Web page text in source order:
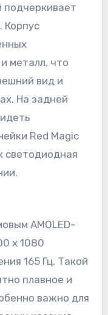
подчеркивает
Корпус
металл, что
вид и
На задней
Red Magic
светодиодная
AMOLED-
x 1080
165 Гц. Такой
плавное и
важно для